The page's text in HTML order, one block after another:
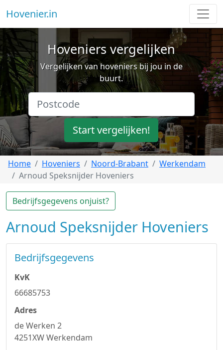
Hovenier.in
Hoveniers vergelijken
Vergelijken van hoveniers bij jou in de
buurt.
Start vergelijken!
Home Hoveniers Noord-Brabant
Werkendam
Arnoud Speksnijder Hoveniers
Bedrijfsgegevens onjuist?
Arnoud Speksnijder Hoveniers
Bedrijfsgegevens
KvK
66685753
Adres
de Werken 2
4251XW Werkendam